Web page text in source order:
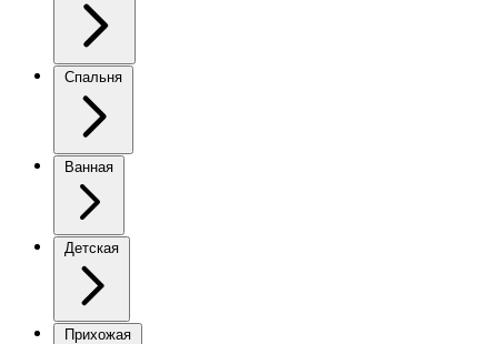
Спальня
Ванная
Детская
Прихожая